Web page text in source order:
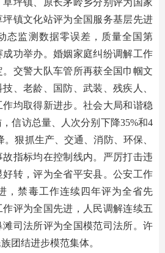
镇文化站评为全国服务基层先进
态监测数据零误差，质量全国第
功举办。婚姻家庭纠纷调解工作
交警大队车管所再获全国巾帼文
、老龄、国防、武装、残疾人、
均取得新进步。社会大局和谐稳
信访总量、人次分别下降35%和4
狠抓生产、交通、消防、环保、
指标均在控制线内。严厉打击违
转，评为全省平安县。公安工作
，禁毒工作连续四年评为全省先
评为全国先进，人民调解连续五
司法所评为全国模范司法所。许
团结进步模范集体。